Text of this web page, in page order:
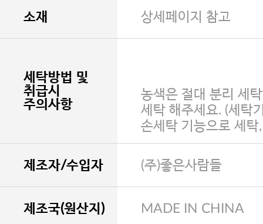
소재 상세페이지 참고
세탁방법 및
취급시
주의사항
농색은 절대 분리 세
세탁 해주세요. (세탁
손세탁 기능으로 세탁
제조자/수입자 (주)좋은사람들
제조국(원산지) MADE IN CHINA